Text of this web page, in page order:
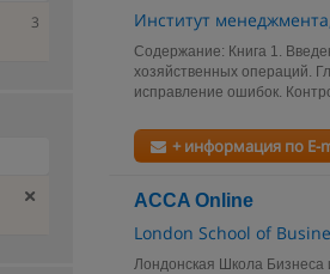
Институт
Содержание: Книга 1.
хозяйственных операций.
исправление ошибок.
+ информация по E-
ACCA Online
London School of
Лондонская Школа Бизнеса
3